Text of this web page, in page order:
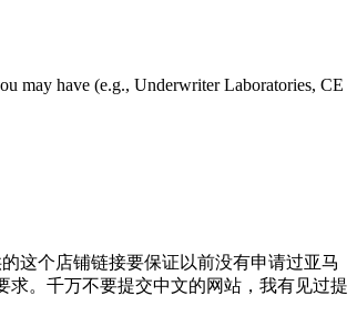
may have (e.g., Underwriter Laboratories, CE
这个店铺链接要保证以前没有申请过亚马
。千万不要提交中文的网站，我有见过提